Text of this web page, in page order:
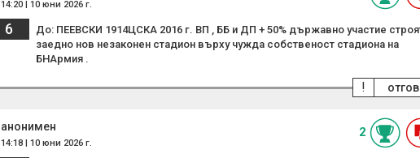
14:20 | 10 юни 2026 г.
6
До: ПЕЕВСКИ 1914ЦСКА 2016 г. ВП , ББ и ДП + 50% държавно участие
заедно нов незаконен стадион върху чужда собственост стадиона на
БНАрмия .
!
анонимен
14:18 | 10 юни 2026 г.
2